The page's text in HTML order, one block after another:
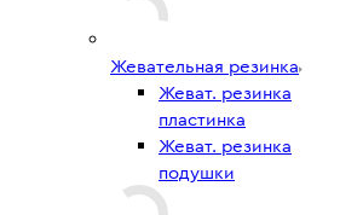
Жевательная резинка
Жеват. резинка
пластинка
Жеват. резинка
подушки